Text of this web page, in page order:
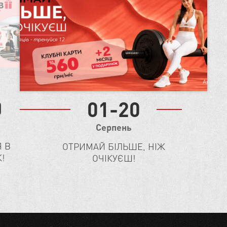
В
01-20
Серпень
ОТРИМАЙ БІЛЬШЕ, НІЖ
ОЧІКУЄШ!